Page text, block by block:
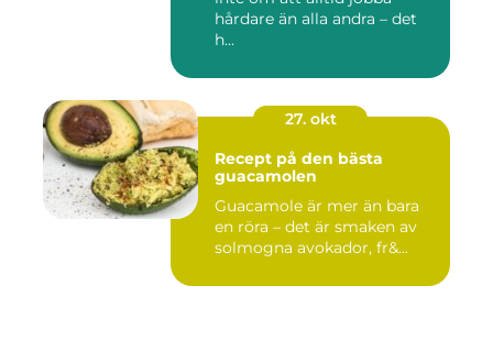
hårdare än alla andra – det
h...
27. okt
Recept på den bästa
guacamolen
Guacamole är mer än bara
en röra – det är smaken av
solmogna avokador, fr&...